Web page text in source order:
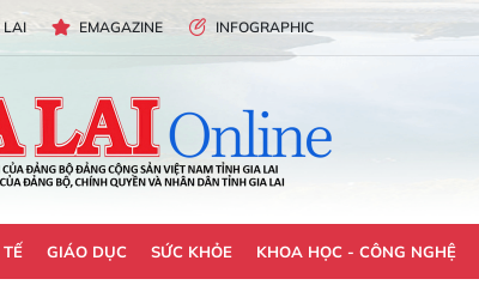
LAI EMAGAZINE INFOGRAPHIC
GIÁO DỤC SỨC KHỎE KHOA HỌC - CÔNG NGHỆ